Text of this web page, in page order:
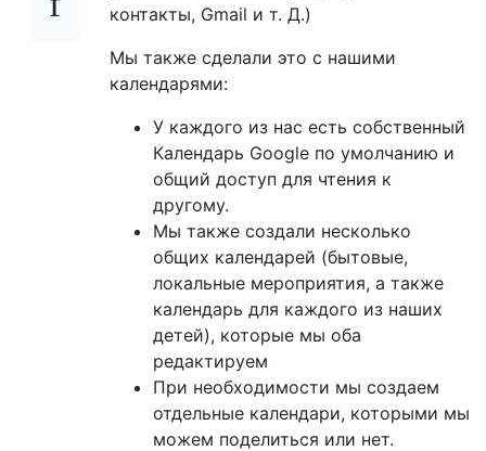
контакты, Gmail и т. Д.)
Мы также сделали это с нашими
календарями:
У каждого из нас есть собственный
Календарь Google по умолчанию и
общий доступ для чтения к
другому.
Мы также создали несколько
общих календарей (бытовые,
локальные мероприятия, а также
календарь для каждого из наших
детей), которые мы оба
редактируем
При необходимости мы создаем
отдельные календари, которыми мы
можем поделиться или нет.